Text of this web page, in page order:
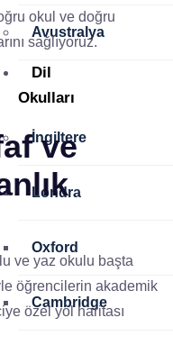
Avustralya
Dil
Okulları
İngiltere
Londra
Oxford
Cambridge
okul ve doğru
sağlıyoruz.
ve
ve yaz okulu başta
öğrencilerin akademik
özel yol haritası